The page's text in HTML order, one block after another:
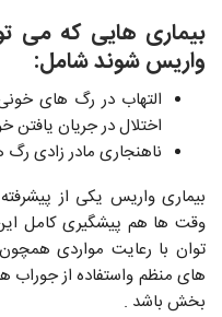
بیماری هایی که می
واریس شوند شامل:
التهاب در رگ های
اختلال در جریان یافتن
ناهنجاری مادر زادی رگ
بیماری واریس یکی از
وقت ها هم پیشگیری کامل
توان با رعایت مواردی
های منظم واستفاده از جوراب
بخش باشد .